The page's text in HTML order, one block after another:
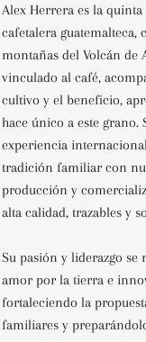
Alex Herrera es la
cafetalera
montañas del Volcán de
vinculado al café,
cultivo y el beneficio,
hace único a este
experiencia
tradición familiar con
producción y
alta calidad, trazables y
Su pasión y liderazgo
amor por la tierra e
fortaleciendo la
familiares y